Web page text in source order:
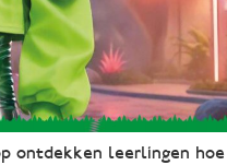
ontdekken leerlingen hoe